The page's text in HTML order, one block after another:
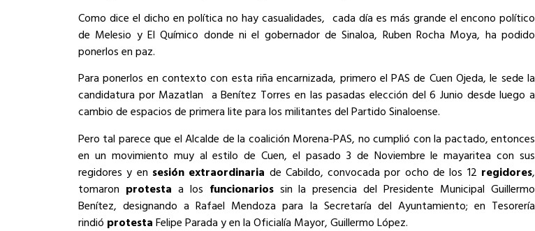
Como dice el dicho en política no hay casualidades, cada día es más grande el encono político
de Melesio y El Químico donde ni el gobernador de Sinaloa, Ruben Rocha Moya, ha podido
ponerlos en paz.
Para ponerlos en contexto con esta riña encarnizada, primero el PAS de Cuen Ojeda, le sede la
candidatura por Mazatlan a Benítez Torres en las pasadas elección del 6 Junio desde luego a
cambio de espacios de primera lite para los militantes del Partido Sinaloense.
Pero tal parece que el Alcalde de la coalición Morena-PAS, no cumplió con la pactado, entonces
en un movimiento muy al estilo de Cuen, el pasado 3 de Noviembre le mayaritea con sus
regidores y en sesión extraordinaria de Cabildo, convocada por ocho de los 12 regidores,
tomaron protesta a los funcionariossin la presencia del Presidente Municipal Guillermo
Benítez, designando a Rafael Mendoza para la Secretaría del Ayuntamiento; en Tesorería
rindió protesta Felipe Parada y en la Oficialía Mayor, Guillermo López.